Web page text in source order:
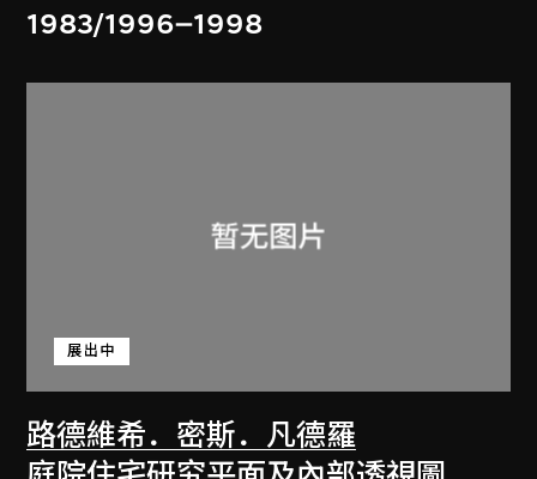
1983/1996–1998
路德維希．密斯．凡德羅
展出中